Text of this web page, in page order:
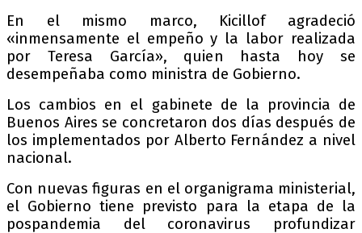
En el mismo marco, Kicillof agradeció
«inmensamente el empeño y la labor realizada
por Teresa García», quien hasta hoy se
desempeñaba como ministra de Gobierno.
Los cambios en el gabinete de la provincia de
Buenos Aires se concretaron dos días después de
los implementados por Alberto Fernández a nivel
nacional.
Con nuevas figuras en el organigrama ministerial,
el Gobierno tiene previsto para la etapa de la
pospandemia del coronavirus profundizar